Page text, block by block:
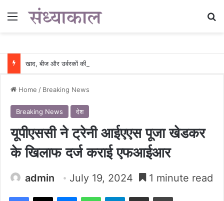
Menu
Home / Breaking News
Breaking News देश
यूपीएससी ने ट्रेनी आईएएस पूजा खेडकर
के खिलाफ दर्ज कराई एफआईआर
admin July 19, 2024 1 minute read
Facebook
X MessengerWhatsAppTelegramShare via Email Print